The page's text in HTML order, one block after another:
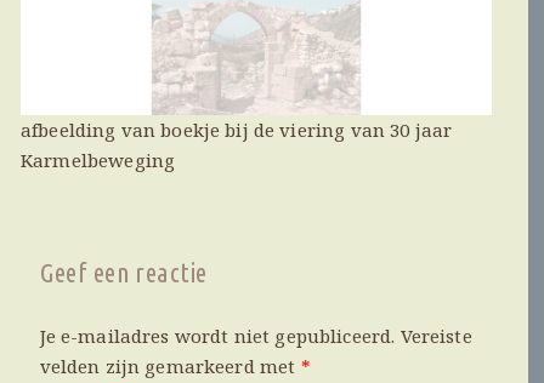
afbeelding van boekje bij de viering van 30 jaar
Karmelbeweging
Geef een reactie
Je e-mailadres wordt niet gepubliceerd. Vereiste
velden zijn gemarkeerd met *